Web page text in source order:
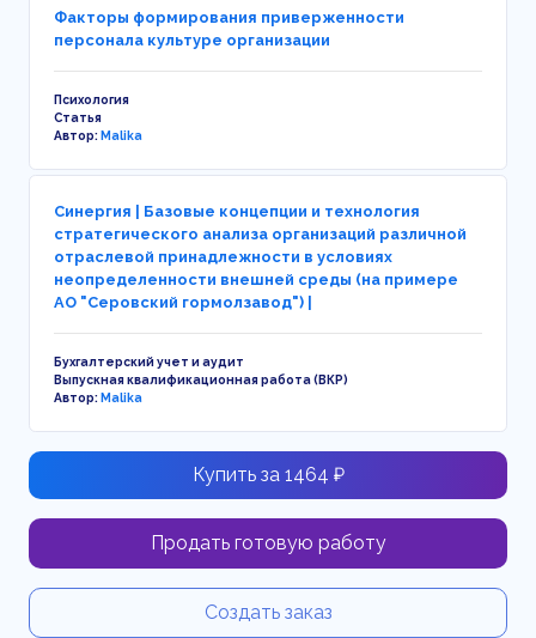
Факторы формирования приверженности
персонала культуре организации
Психология
Статья
Автор:Malika
Синергия | Базовые концепции и технология
стратегического анализа организаций различной
отраслевой принадлежности в условиях
неопределенности внешней среды (на примере
АО "Серовский гормолзавод") |
Бухгалтерский учет и аудит
Выпускная квалификационная работа (ВКР)
Автор:Malika
Купить за 1464 ₽
Продать готовую работу
Создать заказ